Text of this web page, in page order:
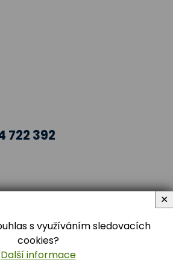
722 392
s využíváním sledovacích
cookies?
Další informace
✕